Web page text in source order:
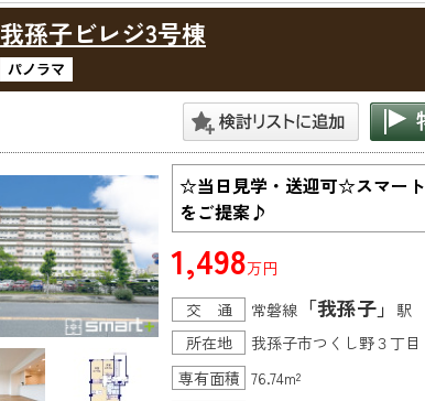
我孫子ビレジ3号棟
☆当日見学・送迎可☆スマー
をご提案♪
1,498万円
交 通
常磐線 「我孫子」 駅
所在地
我孫子市つくし野３丁目
専有面積 76.74m²